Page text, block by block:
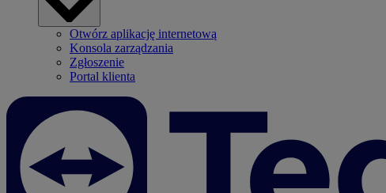
Otwórz aplikację internetową
Konsola zarządzania
Zgłoszenie
Portal klienta